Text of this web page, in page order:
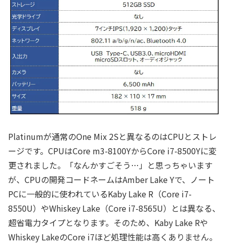
Platinumが通常のOne Mix 2Sと異なるのはCPUとストレ
ージです。CPUはCore m3-8100YからCore i7-8500Yに変
更されました。「なんかすごそう…」と思っちゃいます
が、CPUの開発コードネームはAmber Lake Yで、ノート
PCに一般的に使われているKaby Lake R（Core i7-
8550U）やWhiskey Lake（Core i7-8565U）とは異なる、
超省電力タイプとなります。そのため、Kaby Lake Rや
Whiskey LakeのCore i7ほど処理性能は高くありません。